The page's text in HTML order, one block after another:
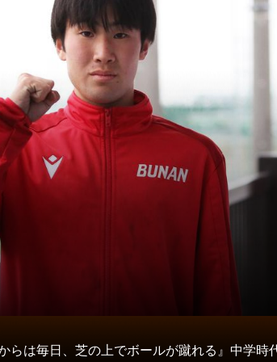
らは毎日、芝の上でボールが蹴れる』中学時